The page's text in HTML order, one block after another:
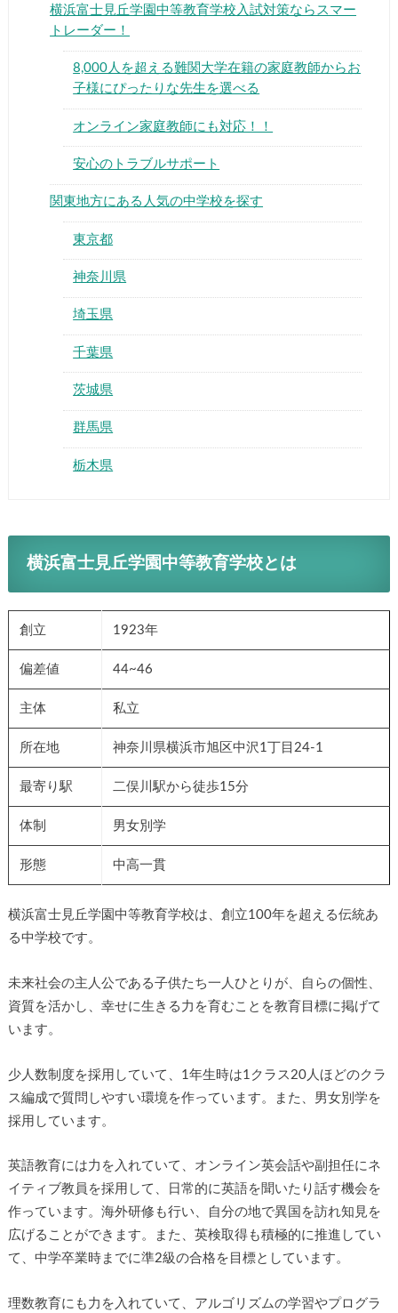
横浜富士見丘学園中等教育学校入試対策ならスマー
トレーダー！
8,000人を超える難関大学在籍の家庭教師からお
子様にぴったりな先生を選べる
オンライン家庭教師にも対応！！
安心のトラブルサポート
関東地方にある人気の中学校を探す
東京都
神奈川県
埼玉県
千葉県
茨城県
群馬県
栃木県
横浜富士見丘学園中等教育学校とは
創立 1923年
偏差値 44~46
主体 私立
所在地 神奈川県横浜市旭区中沢1丁目24-1
最寄り駅 二俣川駅から徒歩15分
体制 男女別学
形態 中高一貫
横浜富士見丘学園中等教育学校は、創立100年を超える伝統あ
る中学校です。
未来社会の主人公である子供たち一人ひとりが、自らの個性、
資質を活かし、幸せに生きる力を育むことを教育目標に掲げて
います。
少人数制度を採用していて、1年生時は1クラス20人ほどのクラ
ス編成で質問しやすい環境を作っています。また、男女別学を
採用しています。
英語教育には力を入れていて、オンライン英会話や副担任にネ
イティブ教員を採用して、日常的に英語を聞いたり話す機会を
作っています。海外研修も行い、自分の地で異国を訪れ知見を
広げることができます。また、英検取得も積極的に推進してい
て、中学卒業時までに準2級の合格を目標としています。
理数教育にも力を入れていて、アルゴリズムの学習やプログラ